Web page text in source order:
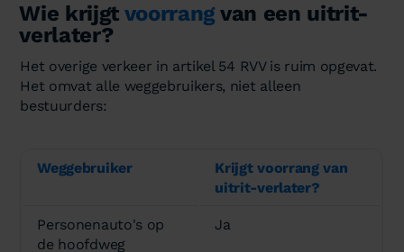
Wie krijgt voorrang van een uitrit-
verlater?
Het overige verkeer in artikel 54 RVV is ruim opgevat.
Het omvat alle weggebruikers, niet alleen
bestuurders:
Weggebruiker
Krijgt voorrang van
uitrit-verlater?
Personenauto's op
de hoofdweg
Ja